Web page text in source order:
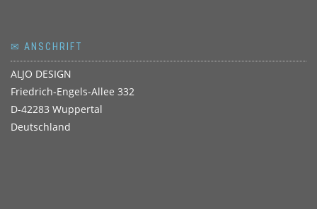
✉ ANSCHRIFT
ALJO DESIGN
Friedrich-Engels-Allee 332
D-42283 Wuppertal
Deutschland